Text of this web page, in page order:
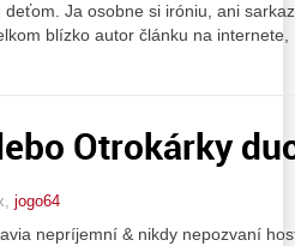
Ja osobne si iróniu, ani
blízko autor článku na
Otrokárky
jogo64
nepríjemní & nikdy nepozvaní